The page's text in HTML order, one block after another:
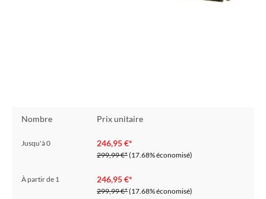
Nombre Prix unitaire
Jusqu'à0 246,95 €*
299,99 €*(17.68% économisé)
À partir de 1 246,95 €*
299,99 €*(17.68% économisé)